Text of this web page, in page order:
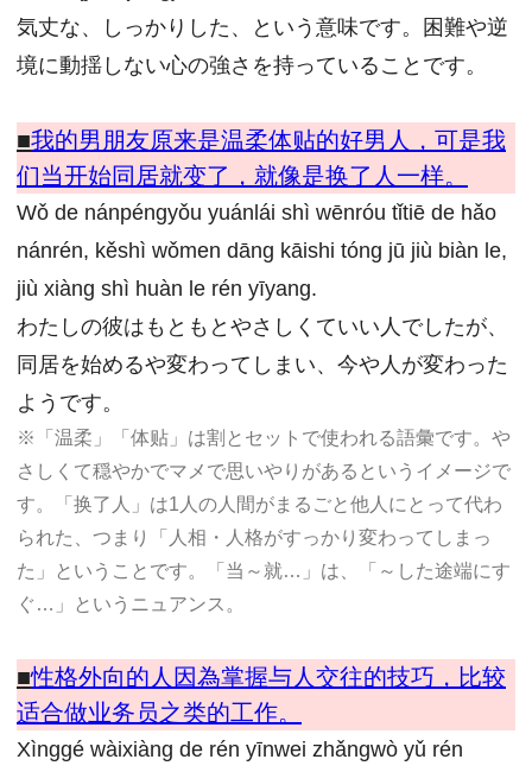
気丈な、しっかりした、という意味です。困難や逆
境に動揺しない心の強さを持っていることです。
■我的男朋友原来是温柔体贴的好男人，可是我
们当开始同居就变了，就像是换了人一样。
Wǒ de nánpéngyǒu yuánlái shì wēnróu tǐtiē de hǎo
nánrén, kěshì wǒmen dāng kāishi tóng jū jiù biàn le,
jiù xiàng shì huàn le rén yīyang.
わたしの彼はもともとやさしくていい人でしたが、
同居を始めるや変わってしまい、今や人が変わった
ようです。
※「温柔」「体贴」は割とセットで使われる語彙です。や
さしくて穏やかでマメで思いやりがあるというイメージで
す。「换了人」は1人の人間がまるごと他人にとって代わ
られた、つまり「人相・人格がすっかり変わってしまっ
た」ということです。「当～就…」は、「～した途端にす
ぐ…」というニュアンス。
■性格外向的人因為掌握与人交往的技巧，比较
适合做业务员之类的工作。
Xìnggé wàixiàng de rén yīnwei zhǎngwò yǔ rén